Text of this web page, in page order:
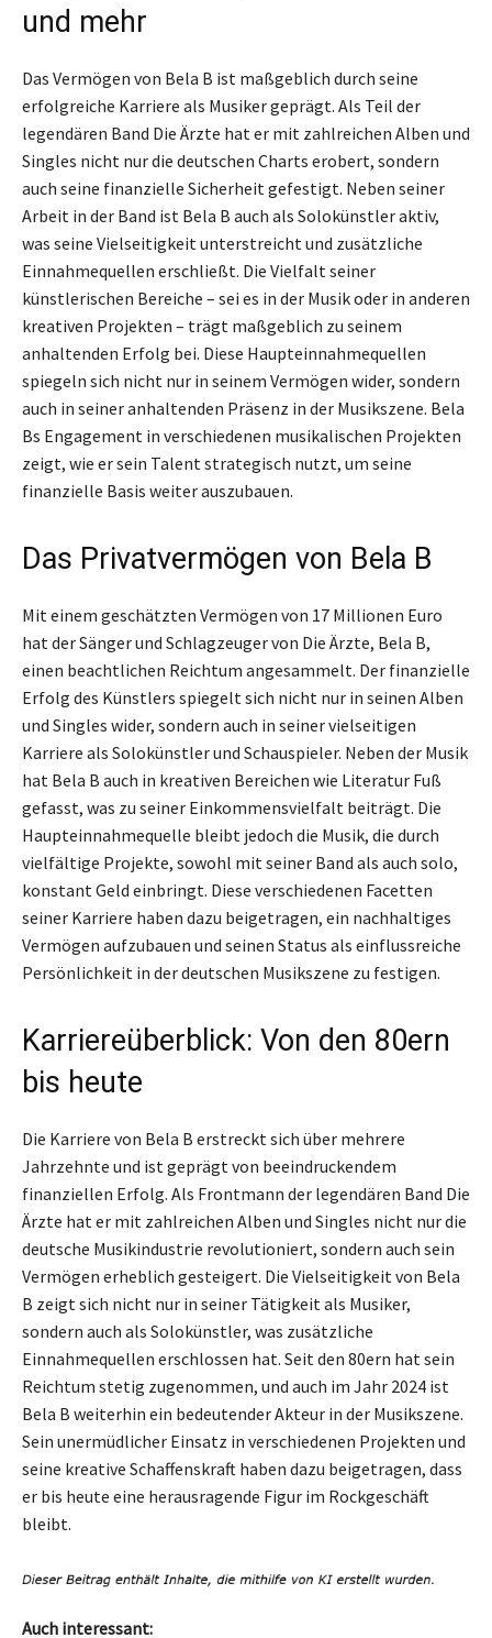
und mehr
Das Vermögen von Bela B ist maßgeblich durch seine
erfolgreiche Karriere als Musiker geprägt. Als Teil der
legendären Band Die Ärzte hat er mit zahlreichen Alben und
Singles nicht nur die deutschen Charts erobert, sondern
auch seine finanzielle Sicherheit gefestigt. Neben seiner
Arbeit in der Band ist Bela B auch als Solokünstler aktiv,
was seine Vielseitigkeit unterstreicht und zusätzliche
Einnahmequellen erschließt. Die Vielfalt seiner
künstlerischen Bereiche – sei es in der Musik oder in anderen
kreativen Projekten – trägt maßgeblich zu seinem
anhaltenden Erfolg bei. Diese Haupteinnahmequellen
spiegeln sich nicht nur in seinem Vermögen wider, sondern
auch in seiner anhaltenden Präsenz in der Musikszene. Bela
Bs Engagement in verschiedenen musikalischen Projekten
zeigt, wie er sein Talent strategisch nutzt, um seine
finanzielle Basis weiter auszubauen.
Das Privatvermögen von Bela B
Mit einem geschätzten Vermögen von 17 Millionen Euro
hat der Sänger und Schlagzeuger von Die Ärzte, Bela B,
einen beachtlichen Reichtum angesammelt. Der finanzielle
Erfolg des Künstlers spiegelt sich nicht nur in seinen Alben
und Singles wider, sondern auch in seiner vielseitigen
Karriere als Solokünstler und Schauspieler. Neben der Musik
hat Bela B auch in kreativen Bereichen wie Literatur Fuß
gefasst, was zu seiner Einkommensvielfalt beiträgt. Die
Haupteinnahmequelle bleibt jedoch die Musik, die durch
vielfältige Projekte, sowohl mit seiner Band als auch solo,
konstant Geld einbringt. Diese verschiedenen Facetten
seiner Karriere haben dazu beigetragen, ein nachhaltiges
Vermögen aufzubauen und seinen Status als einflussreiche
Persönlichkeit in der deutschen Musikszene zu festigen.
Karriereüberblick: Von den 80ern
bis heute
Die Karriere von Bela B erstreckt sich über mehrere
Jahrzehnte und ist geprägt von beeindruckendem
finanziellen Erfolg. Als Frontmann der legendären Band Die
Ärzte hat er mit zahlreichen Alben und Singles nicht nur die
deutsche Musikindustrie revolutioniert, sondern auch sein
Vermögen erheblich gesteigert. Die Vielseitigkeit von Bela
B zeigt sich nicht nur in seiner Tätigkeit als Musiker,
sondern auch als Solokünstler, was zusätzliche
Einnahmequellen erschlossen hat. Seit den 80ern hat sein
Reichtum stetig zugenommen, und auch im Jahr 2024 ist
Bela B weiterhin ein bedeutender Akteur in der Musikszene.
Sein unermüdlicher Einsatz in verschiedenen Projekten und
seine kreative Schaffenskraft haben dazu beigetragen, dass
er bis heute eine herausragende Figur im Rockgeschäft
bleibt.
Auch interessant: